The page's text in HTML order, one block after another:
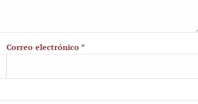
Correo electrónico *